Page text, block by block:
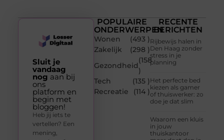
POPULAIRE
ONDERWERPEN
Wonen
(493 )
Zakelijk
(298 )
Gezondheid
(158
)
Tech
(135 )
Recreatie
(114 )
RECENTE
BERICHTEN
Rijbewijs halen in
Den Haag zonder
stress in je
planning
Het perfecte bed
kiezen als gamer
of thuiswerker: zo
doe je dat slim
Waarom een kluis
in jouw
thuiskantoor
Sluit je
vandaag
nog aan bij
ons
platform en
begin met
bloggen!
Heb jij iets te
vertellen? Een
mening,